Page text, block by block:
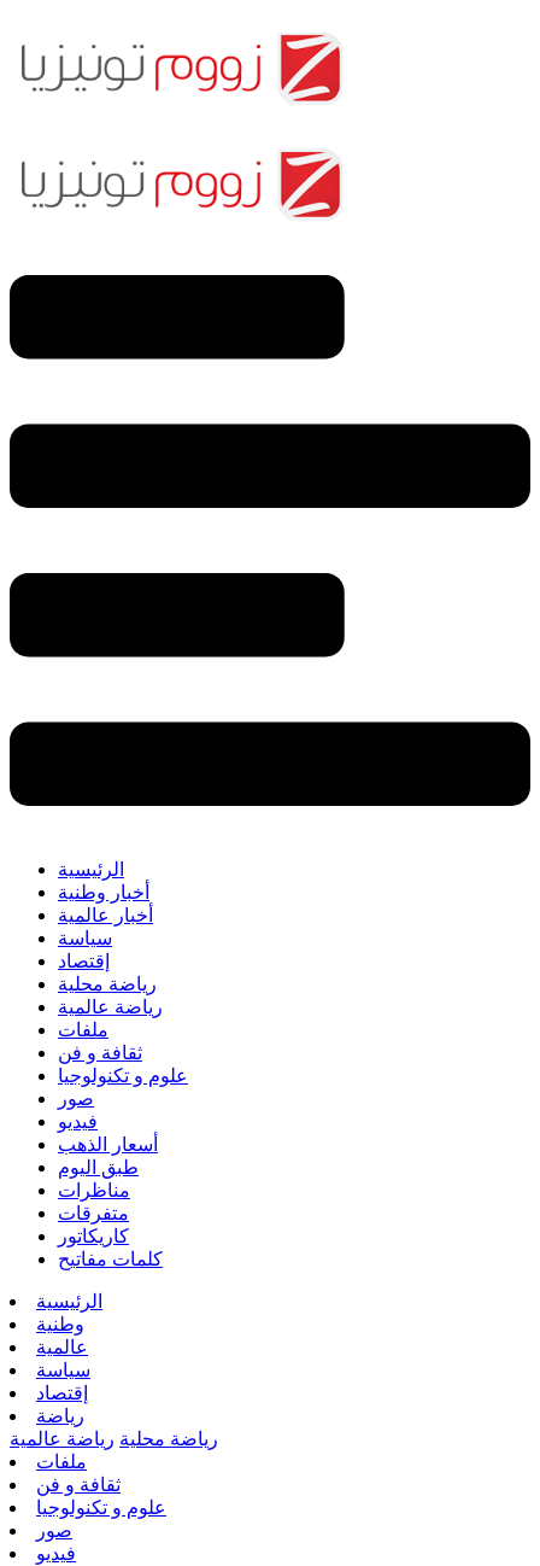
الرئيسية
أخبار وطنية
أخبار عالمية
سياسة
إقتصاد
رياضة محلية
رياضة عالمية
ملفات
ثقافة و فن
علوم و تكنولوجيا
صور
فيديو
أسعار الذهب
طبق اليوم
مناظرات
متفرقات
كاريكاتور
كلمات مفاتيح
الرئيسية
وطنية
عالمية
سياسة
إقتصاد
رياضة
رياضة محلية رياضة عالمية
ملفات
ثقافة و فن
علوم و تكنولوجيا
صور
فيديو